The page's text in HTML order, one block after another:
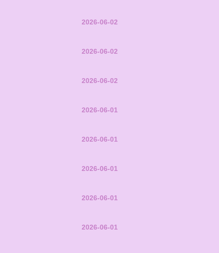
2026-06-02
2026-06-02
2026-06-02
2026-06-01
2026-06-01
2026-06-01
2026-06-01
2026-06-01